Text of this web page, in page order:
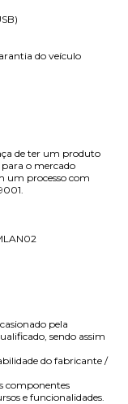
do veículo
de ter um produto
o mercado
um processo com
pela
sendo assim
do fabricante /
componentes
e funcionalidades.